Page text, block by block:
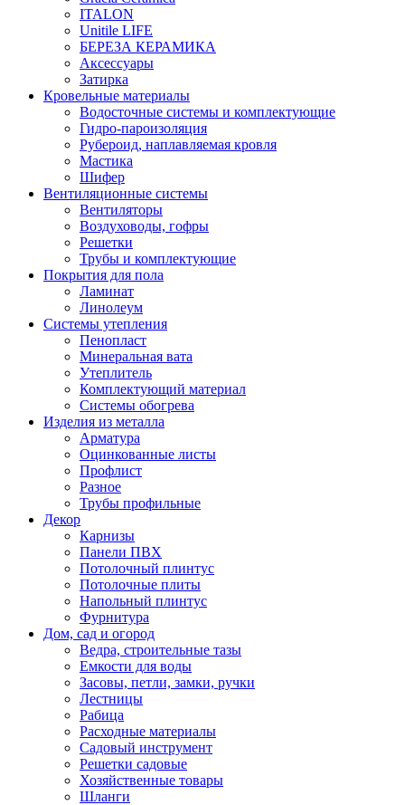
ITALON
Unitile LIFE
БЕРЕЗА КЕРАМИКА
Аксессуары
Затирка
Кровельные материалы
Водосточные системы и комплектующие
Гидро-пароизоляция
Рубероид, наплавляемая кровля
Мастика
Шифер
Вентиляционные системы
Вентиляторы
Воздуховоды, гофры
Решетки
Трубы и комплектующие
Покрытия для пола
Ламинат
Линолеум
Системы утепления
Пенопласт
Минеральная вата
Утеплитель
Комплектующий материал
Системы обогрева
Изделия из металла
Арматура
Оцинкованные листы
Профлист
Разное
Трубы профильные
Декор
Карнизы
Панели ПВХ
Потолочный плинтус
Потолочные плиты
Напольный плинтус
Фурнитура
Дом, сад и огород
Ведра, строительные тазы
Емкости для воды
Засовы, петли, замки, ручки
Лестницы
Рабица
Расходные материалы
Садовый инструмент
Решетки садовые
Хозяйственные товары
Шланги